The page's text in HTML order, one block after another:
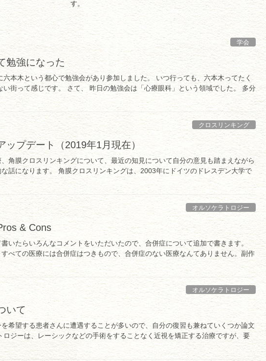
す。
学会
勉強になった
本木という都心で勉強会があり参加しました。 いつ行っても、六本木ってたく
い街って感じです。 さて、 昨日の勉強会は「心療眼科」という領域でした。 多分
クロスリンキング
プデート（2019年1月現在）
角膜クロスリンキングについて、最近の知見について自分の意見も踏まえながら
話になります。 角膜クロスリンキングは、2003年にドイツのドレスデン大学で
オルソケラトロジー
& Cons
いたらいろんなコメントをいただいたので、合併症について追加で書きます。
べての医療には合併症はつきもので、合併症のない医療なんてありません。副作
オルソケラトロジー
いて
希望する患者さんに遭遇することが多いので、自分の復習も兼ねていくつか論文
ロジーは、レーシックなどの手術をすることなく近視を矯正する治療ですが、要